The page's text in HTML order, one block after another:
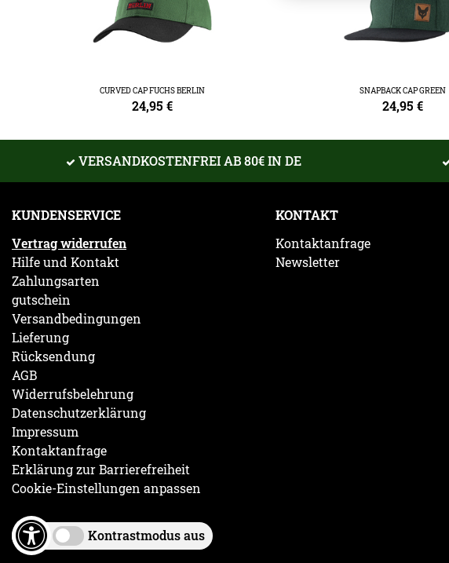
CURVED CAP FUCHS BERLIN
24,95 €
SNAPBACK CAP GREEN
24,95 €
VERSANDKOSTENFREI AB 80€ IN DE
KUNDENSERVICE
Vertrag widerrufen
Hilfe und Kontakt
Zahlungsarten
gutschein
Versandbedingungen
Lieferung
Rücksendung
AGB
Widerrufsbelehrung
Datenschutzerklärung
Impressum
Kontaktanfrage
Erklärung zur Barrierefreiheit
Cookie-Einstellungen anpassen
Kontrastmodus aus
KONTAKT
Kontaktanfrage
Newsletter